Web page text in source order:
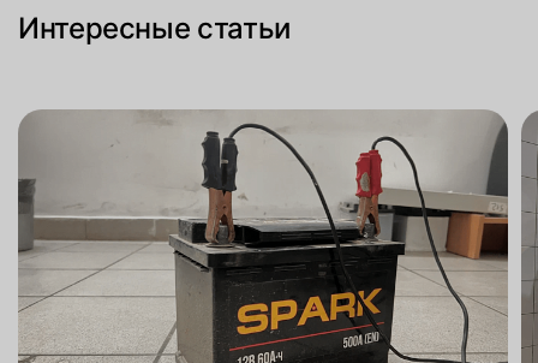
Интересные статьи